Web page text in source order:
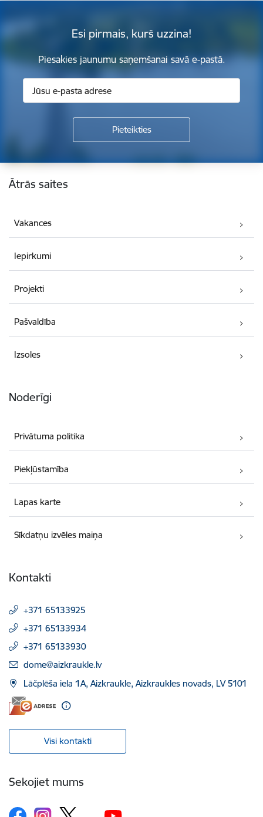
Esi pirmais, kurš uzzina!
Piesakies jaunumu saņemšanai savā e-pastā.
Kājene
Ātrās saites
Vakances
Iepirkumi
Projekti
Pašvaldība
Izsoles
Noderīgi
Privātuma politika
Piekļūstamība
Lapas karte
Sīkdatņu izvēles maiņa
Kontakti
+371 65133925
+371 65133934
+371 65133930
E-pasts:
dome@aizkraukle.lv
Lāčplēša iela 1A, Aizkraukle, Aizkraukles novads, LV 5101
Visi kontakti
Sekojiet mums